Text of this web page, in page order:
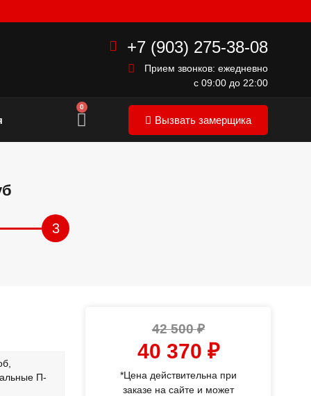
+7 (903) 275-38-08
Прием звонков: ежедневно
с 09:00 до 22:00
0
Вызвать замерщика
3
П-
42 500₽
40 370 ₽
*Цена действительна при
заказе на сайте и может